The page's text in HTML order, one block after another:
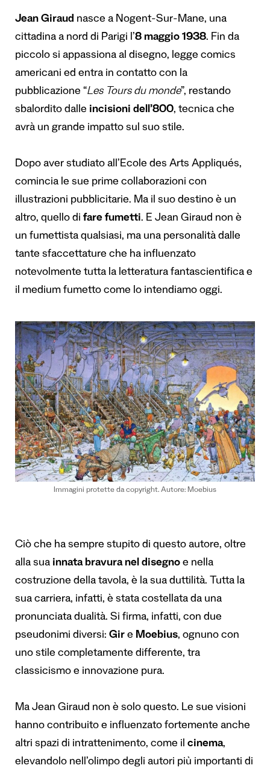
Jean Giraud nasce a Nogent-Sur-Mane, una
cittadina a nord di Parigi l’8 maggio 1938. Fin da
piccolo si appassiona al disegno, legge comics
americani ed entra in contatto con la
pubblicazione “Les Tours du monde”, restando
sbalordito dalle incisioni dell’800, tecnica che
avrà un grande impatto sul suo stile.
Dopo aver studiato all’Ecole des Arts Appliqués,
comincia le sue prime collaborazioni con
illustrazioni pubblicitarie. Ma il suo destino è un
altro, quello di fare fumetti. E Jean Giraud non è
un fumettista qualsiasi, ma una personalità dalle
tante sfaccettature che ha influenzato
notevolmente tutta la letteratura fantascientifica e
il medium fumetto come lo intendiamo oggi.
Immagini protette da copyright. Autore: Moebius
Ciò che ha sempre stupito di questo autore, oltre
alla sua innata bravura nel disegno e nella
costruzione della tavola, è la sua duttilità. Tutta la
sua carriera, infatti, è stata costellata da una
pronunciata dualità. Si firma, infatti, con due
pseudonimi diversi: Gir e Moebius, ognuno con
uno stile completamente differente, tra
classicismo e innovazione pura.
Ma Jean Giraud non è solo questo. Le sue visioni
hanno contribuito e influenzato fortemente anche
altri spazi di intrattenimento, come il cinema,
elevandolo nell’olimpo degli autori più importanti di